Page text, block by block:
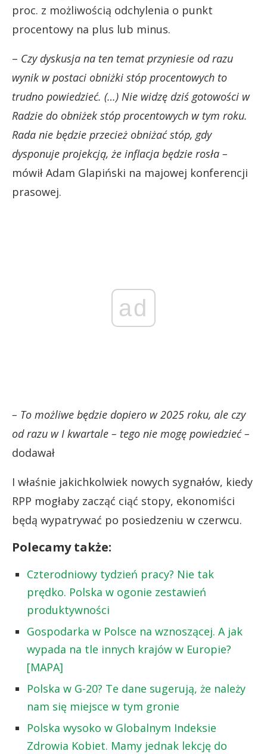
proc. z możliwością odchylenia o punkt
procentowy na plus lub minus.
– Czy dyskusja na ten temat przyniesie od razu
wynik w postaci obniżki stóp procentowych to
trudno powiedzieć. (…) Nie widzę dziś gotowości w
Radzie do obniżek stóp procentowych w tym roku.
Rada nie będzie przecież obniżać stóp, gdy
dysponuje projekcją, że inflacja będzie rosła –
mówił Adam Glapiński na majowej konferencji
prasowej.
ad
– To możliwe będzie dopiero w 2025 roku, ale czy
od razu w I kwartale – tego nie mogę powiedzieć –
dodawał
I właśnie jakichkolwiek nowych sygnałów, kiedy
RPP mogłaby zacząć ciąć stopy, ekonomiści
będą wypatrywać po posiedzeniu w czerwcu.
Polecamy także:
Czterodniowy tydzień pracy? Nie tak
prędko. Polska w ogonie zestawień
produktywności
Gospodarka w Polsce na wznoszącej. A jak
wypada na tle innych krajów w Europie?
[MAPA]
Polska w G-20? Te dane sugerują, że należy
nam się miejsce w tym gronie
Polska wysoko w Globalnym Indeksie
Zdrowia Kobiet. Mamy jednak lekcję do